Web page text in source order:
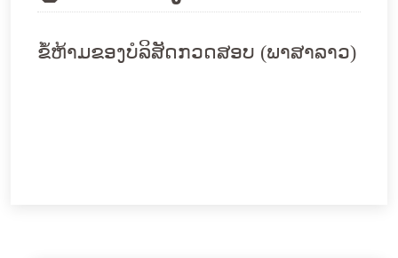
ຂໍ້ຫ້າມຂອງບໍລິສັດກວດສອບ (ພາສາລາວ)